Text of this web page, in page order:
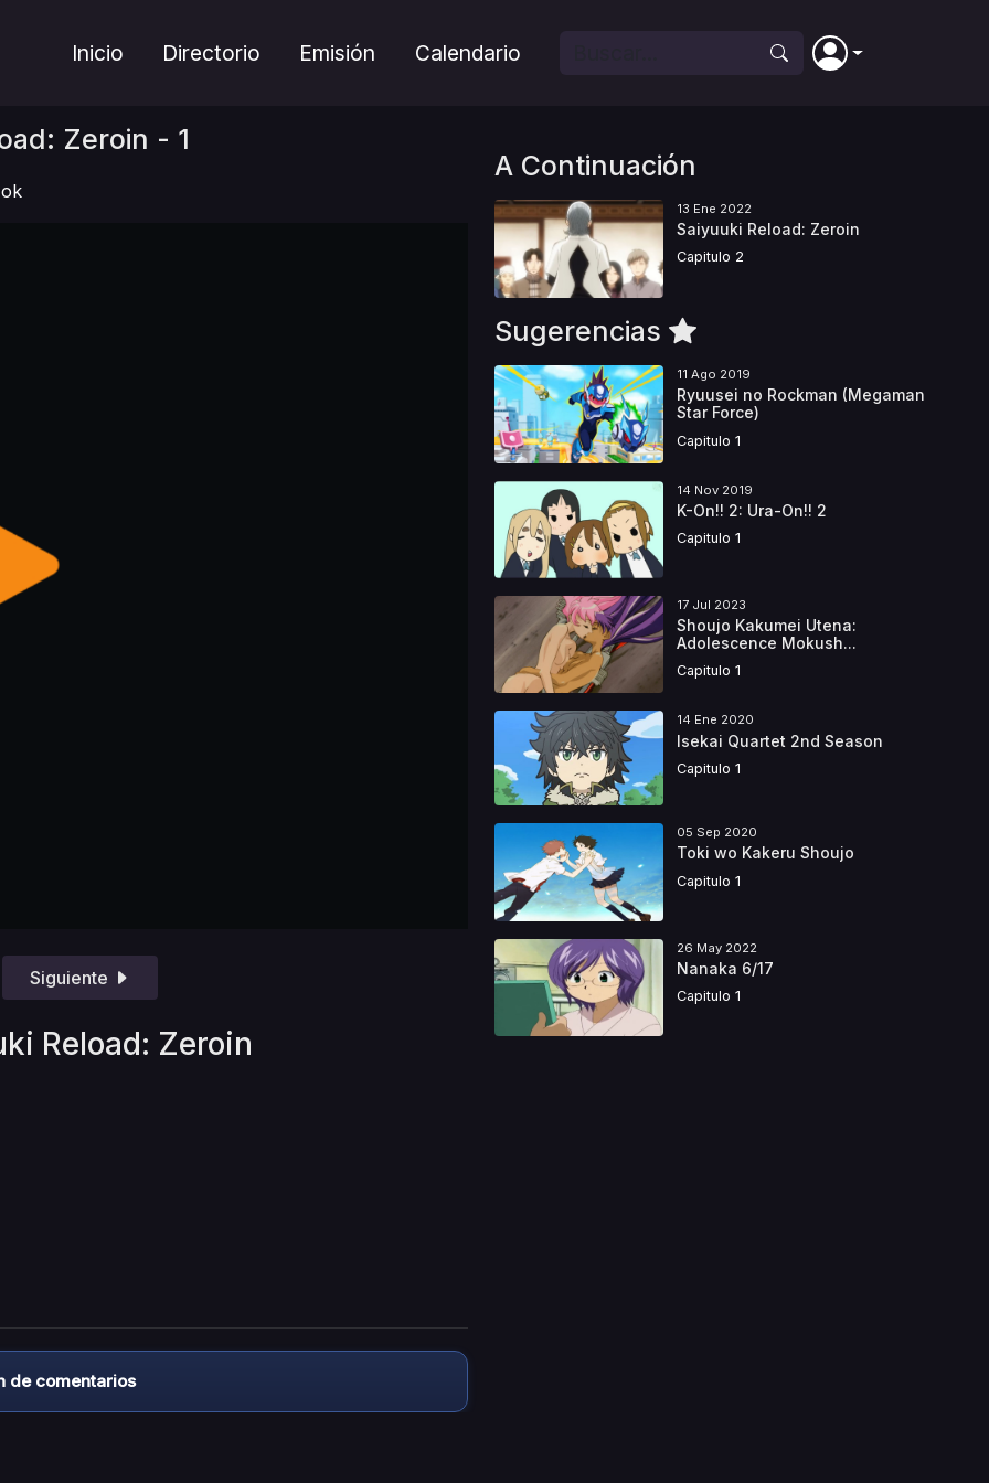
Inicio Directorio Emisión Calendario
Zeroin - 1
ok
Siguiente
Reload: Zeroin
de comentarios
A Continuación
13 Ene 2022
Saiyuuki Reload: Zeroin
Capitulo 2
Sugerencias
11 Ago 2019
Ryuusei no Rockman (Megaman
Star Force)
Capitulo 1
14 Nov 2019
K-On!! 2: Ura-On!! 2
Capitulo 1
17 Jul 2023
Shoujo Kakumei Utena:
Adolescence Mokush...
Capitulo 1
14 Ene 2020
Isekai Quartet 2nd Season
Capitulo 1
05 Sep 2020
Toki wo Kakeru Shoujo
Capitulo 1
26 May 2022
Nanaka 6/17
Capitulo 1